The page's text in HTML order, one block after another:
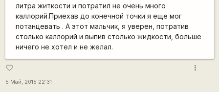
литра житкости и потратил не очень много
каллорий.Приехав до конечной точки я еще мог
потанцевать . А этот мальчик, я уверен, потратив
столько каллорий и выпив столько жидкости, больше
ничего не хотел и не желал.
favorite_border
5 Май, 2015 22:31
more_vert